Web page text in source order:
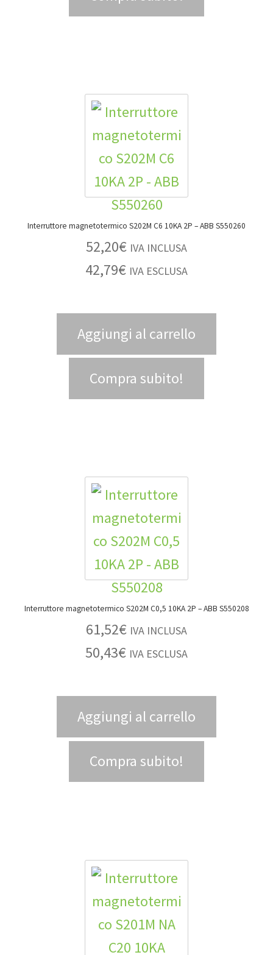
Interruttore magnetotermico S202M C6 10KA 2P – ABB S550260
52,20€ IVA INCLUSA
42,79€ IVA ESCLUSA
Aggiungi al carrello
Compra subito!
Interruttore magnetotermico S202M C0,5 10KA 2P – ABB S550208
61,52€ IVA INCLUSA
50,43€ IVA ESCLUSA
Aggiungi al carrello
Compra subito!